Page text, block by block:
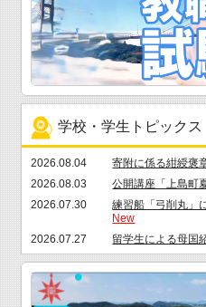
(9/14まで)New
2026.07.08
令和８年度「広
について(7/31まで
2026.07.01
令和９年度専攻科
2026.06.25
「船員の日」校長
2026.06.18
遠距離から入学を
学校・学生トピックス
2026.08.04 寄附に係る紺綬褒
2026.08.03
公開講座「上島町
2026.07.30
練習船「弓削丸」
New
2026.07.27
留学生による母国
2026.07.24
7月19日（日）第
を開催しました
2026.07.17
膨張式救命筏投下